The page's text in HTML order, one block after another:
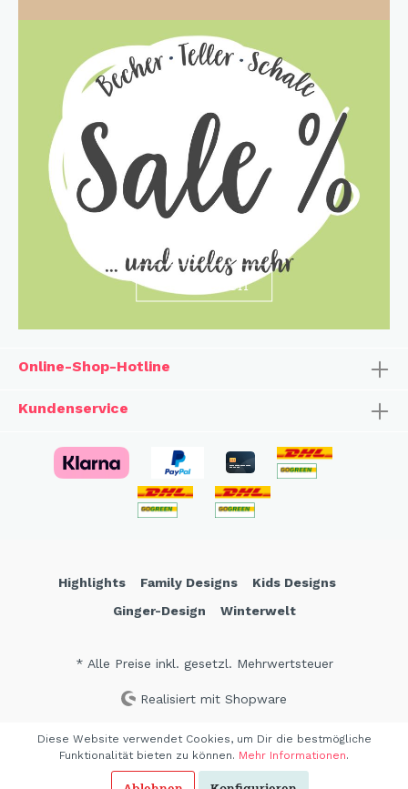
entdecken
Online-Shop-Hotline
Kundenservice
Highlights Family Designs
Kids Designs
Ginger-Design
Winterwelt
* Alle Preise inkl. gesetzl. Mehrwertsteuer
Realisiert mit Shopware
Diese Website verwendet Cookies, um Dir die bestmögliche
Funktionalität bieten zu können. Mehr Informationen.